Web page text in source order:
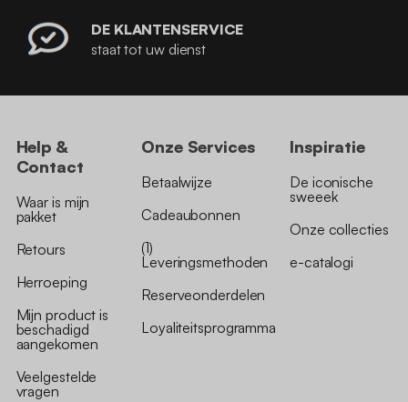
DE KLANTENSERVICE
staat tot uw dienst
Help &
Contact
Waar is mijn
pakket
Retours
Herroeping
Mijn product is
beschadigd
aangekomen
Veelgestelde
vragen
Onze Services
Betaalwijze
Cadeaubonnen
(1)
Leveringsmethoden
Reserveonderdelen
Loyaliteitsprogramma
Inspiratie
De iconische
sweeek
Onze collecties
e-catalogi